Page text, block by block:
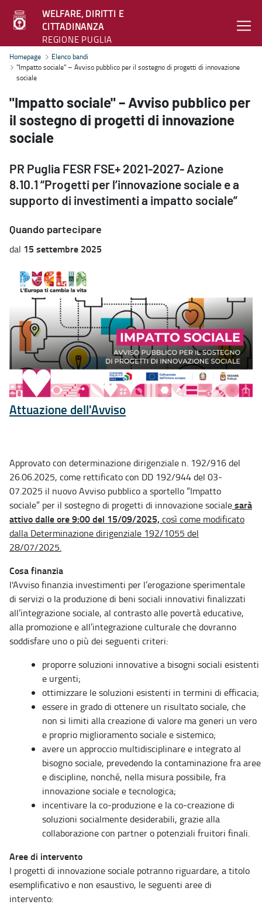
WELFARE, DIRITTI E
CITTADINANZA
REGIONE PUGLIA
"Impatto sociale" – Avviso pubblico per il sostegno di progetti di
Homepage
Elenco bandi
"Impatto sociale" – Avviso pubblico per il sostegno di progetti di innovazione
sociale
"Impatto sociale" – Avviso pubblico per
il sostegno di progetti di innovazione
sociale
PR Puglia FESR FSE+ 2021-2027- Azione
8.10.1 “Progetti per l’innovazione sociale e a
supporto di investimenti a impatto sociale”
Quando partecipare
dal 15 settembre 2025
Attuazione dell'Avviso
Approvato con determinazione dirigenziale n. 192/916 del
26.06.2025, come rettificato con DD 192/944 del 03-
07.2025 il nuovo Avviso pubblico a sportello “Impatto
sociale” per il sostegno di progetti di innovazione socialesarà
attivo dalle ore 9:00 del 15/09/2025, così come modificato
dalla Determinazione dirigenziale 192/1055 del
28/07/2025.
Cosa finanzia
l'Avviso finanzia investimenti per l’erogazione sperimentale
di servizi o la produzione di beni sociali innovativi finalizzati
all’integrazione sociale, al contrasto alle povertà educative,
alla promozione e all’integrazione culturale che dovranno
soddisfare uno o più dei seguenti criteri:
proporre soluzioni innovative a bisogni sociali esistenti
e urgenti;
ottimizzare le soluzioni esistenti in termini di efficacia;
essere in grado di ottenere un risultato sociale, che
non si limiti alla creazione di valore ma generi un vero
e proprio miglioramento sociale e sistemico;
avere un approccio multidisciplinare e integrato al
bisogno sociale, prevedendo la contaminazione fra aree
e discipline, nonché, nella misura possibile, fra
innovazione sociale e tecnologica;
incentivare la co-produzione e la co-creazione di
soluzioni socialmente desiderabili, grazie alla
collaborazione con partner o potenziali fruitori finali.
Aree di intervento
I progetti di innovazione sociale potranno riguardare, a titolo
esemplificativo e non esaustivo, le seguenti aree di
intervento: